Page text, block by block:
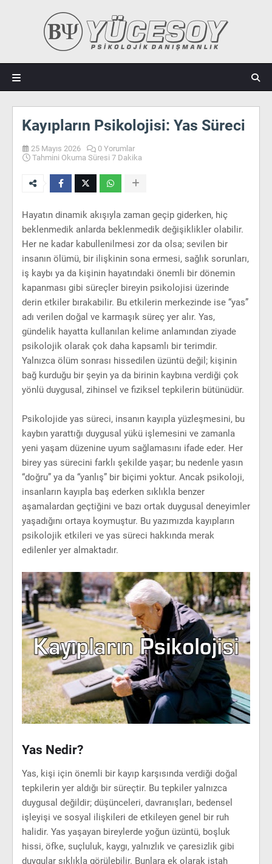
Kayıpların Psikolojisi: Yas Süreci
25 Mayıs 2026
0 Yorumlar
Tahmini Okuma Süresi 7 Dakika
Hayatın dinamik akışıyla zaman geçip giderken, hiç
beklenmedik anlarda beklenmedik değişiklikler olabilir.
Her ne kadar kabullenilmesi zor da olsa; sevilen bir
insanın ölümü, bir ilişkinin sona ermesi, sağlık sorunları,
iş kaybı ya da kişinin hayatındaki önemli bir dönemin
kapanması gibi süreçler bireyin psikolojisi üzerinde
derin etkiler bırakabilir. Bu etkilerin merkezinde ise “yas”
adı verilen doğal ve karmaşık süreç yer alır. Yas,
gündelik hayatta kullanılan kelime anlamından ziyade
psikolojik olarak çok daha kapsamlı bir terimdir.
Yalnızca ölüm sonrası hissedilen üzüntü değil; kişinin
bağ kurduğu bir şeyin ya da birinin kaybına verdiği çok
yönlü duygusal, zihinsel ve fiziksel tepkilerin bütünüdür.
Psikolojide yas süreci, insanın kayıpla yüzleşmesini, bu
kaybın yarattığı duygusal yükü işlemesini ve zamanla
yeni yaşam düzenine uyum sağlamasını ifade eder. Her
birey yas sürecini farklı şekilde yaşar; bu nedenle yasın
“doğru” ya da “yanlış” bir biçimi yoktur. Ancak psikoloji,
insanların kayıpla baş ederken sıklıkla benzer
aşamalardan geçtiğini ve bazı ortak duygusal deneyimler
yaşadığını ortaya koymuştur. Bu yazımızda kayıpların
psikolojik etkileri ve yas süreci hakkında merak
edilenler yer almaktadır.
Yas Nedir?
Yas, kişi için önemli bir kayıp karşısında verdiği doğal
tepkilerin yer aldığı bir süreçtir. Bu tepkiler yalnızca
duygusal değildir; düşünceleri, davranışları, bedensel
işleyişi ve sosyal ilişkileri de etkileyen genel bir ruh
halidir. Yas yaşayan bireylerde yoğun üzüntü, boşluk
hissi, öfke, suçluluk, kaygı, yalnızlık ve çaresizlik gibi
duygular sıklıkla görülebilir. Bunlara ek olarak iştah